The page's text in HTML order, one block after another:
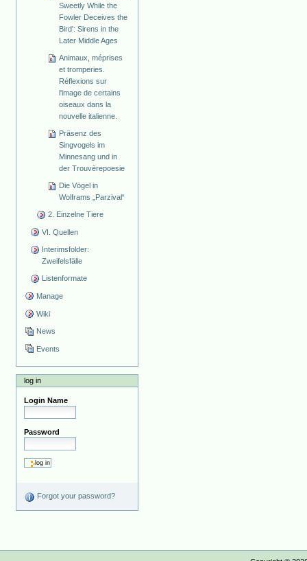
Sweetly While the
Fowler Deceives the
Bird': Sirens in the
Later Middle Ages
Animaux, méprises
et tromperies.
Réflexions sur
l'image de certains
oiseaux dans la
nouvelle italienne.
Präsenz des
Singvogels im
Minnesang und in
der Trouvèrepoesie
Die Vögel in
Wolframs „Parzival“
2. Einzelne Tiere
VI. Quellen
Interimsfolder:
Zweifelsfälle
Listenformate
Manage
Wiki
News
Events
log in
Login Name
Password
Forgot your password?